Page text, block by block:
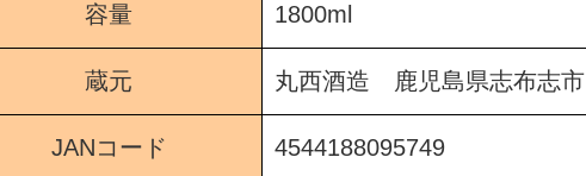
容量 1800ml
蔵元 丸西酒造 鹿児島県志布志市
JANコード 4544188095749